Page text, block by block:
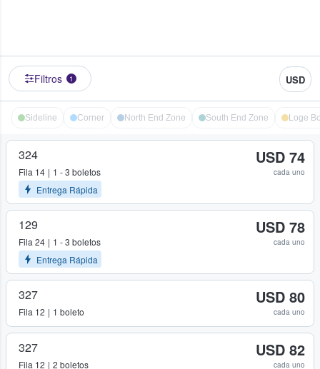
Filtros 1 USD
Sideline Corner North End Zone South End Zone Loge
324
Fila 14
1 - 3 boletos
Entrega Rápida
USD 74
cada uno
129
Fila 24
1 - 3 boletos
Entrega Rápida
USD 78
cada uno
327
Fila 12 1 boleto
USD 80
cada uno
327
Fila 12 2 boletos
USD 82
cada uno